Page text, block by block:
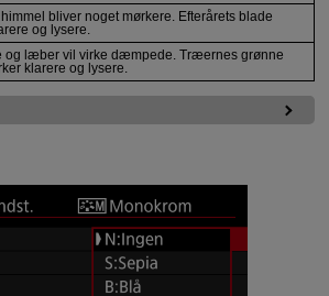
himmel bliver noget mørkere. Efterårets blade
og lysere.
og læber vil virke dæmpede. Træernes grønne
klarere og lysere.